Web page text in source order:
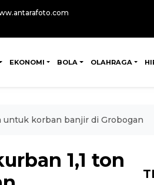
EKONOMI BOLA OLAHRAGA
untuk korban banjir di Grobogan
1,1 ton